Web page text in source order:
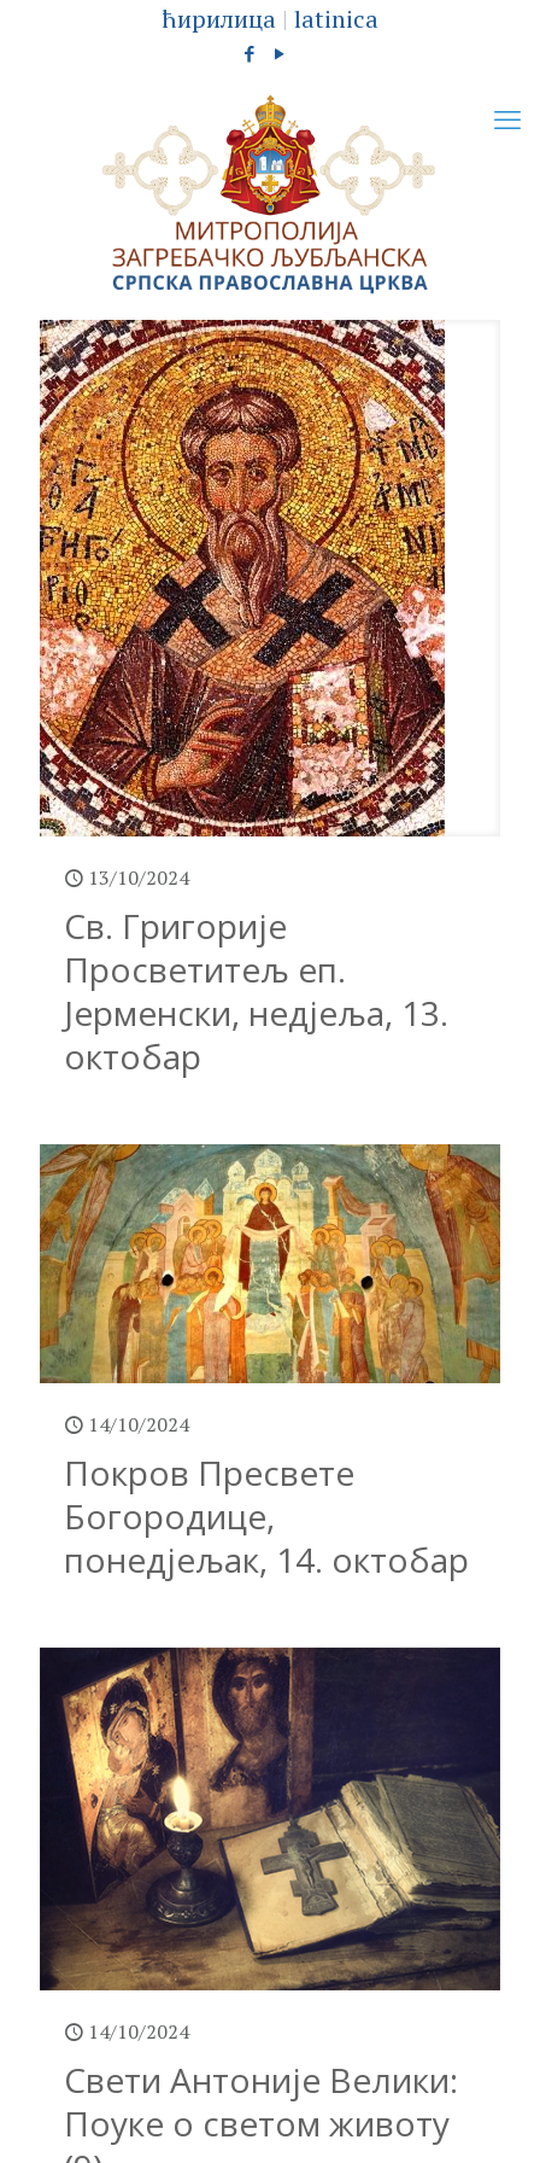
ћирилица | latinica
13/10/2024
Св. Григорије
Просветитељ еп.
Јерменски, недјеља, 13.
октобар
14/10/2024
Покров Пресвете
Богородице,
понедјељак, 14. октобар
14/10/2024
Свети Антоније Велики:
Поуке о светом животу